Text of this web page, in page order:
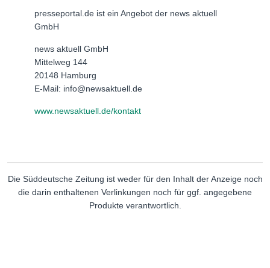
presseportal.de ist ein Angebot der news aktuell
GmbH
news aktuell GmbH
Mittelweg 144
20148 Hamburg
E-Mail: info@newsaktuell.de
www.newsaktuell.de/kontakt
Die Süddeutsche Zeitung ist weder für den Inhalt der Anzeige noch
die darin enthaltenen Verlinkungen noch für ggf. angegebene
Produkte verantwortlich.